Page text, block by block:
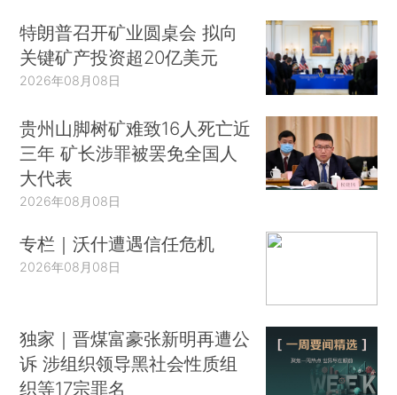
特朗普召开矿业圆桌会 拟向
关键矿产投资超20亿美元
2026年08月08日
贵州山脚树矿难致16人死亡近
三年 矿长涉罪被罢免全国人
大代表
2026年08月08日
专栏｜沃什遭遇信任危机
2026年08月08日
独家｜晋煤富豪张新明再遭公
诉 涉组织领导黑社会性质组
织等17宗罪名